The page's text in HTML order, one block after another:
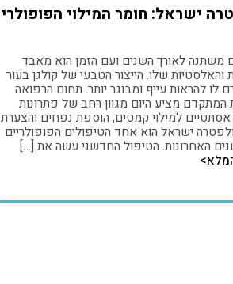
ישראל: חומר המילוי הפופולרי
משתנה לאורך השנים ועם הזמן הוא מאבד
והאלסטיות שלו. הייצור הטבעי של קולגן בעור
לו להראות עייף ומבוגר יותר. תחום הרפואה
מציע היום מגוון רחב של פתרונות
אסתטיים למילוי קמטים, הוספת נפחים והצערת
ישראל הוא אחד הטיפולים הפופולריים
האחרונות. הטיפול החדשני עשה את […]